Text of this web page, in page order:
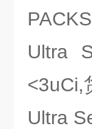
Ultra
<3uCi,
Ultra